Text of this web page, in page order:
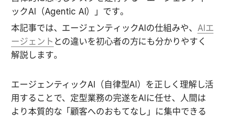
ックAI（Agentic AI）」です。
本記事では、エージェンティックAIの仕組みや、 AIエ
ージェント との違いを初心者の方にも分かりやすく
解説します。
エージェンティックAI（自律型AI）を正しく理解し活
用することで、定型業務の完遂をAIに任せ、人間は
より本質的な「顧客へのおもてなし」に集中できる